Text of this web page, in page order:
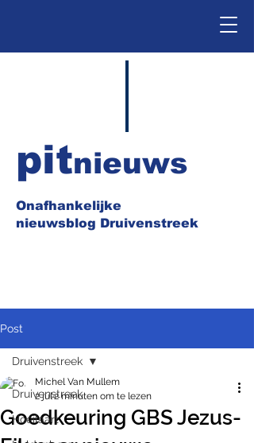
Onafhankelijke
nieuwsblog Druivenstreek
pitnieuws
Post
Druivenstreek
Hoeilaart
Druivenstreek
Goedkeuring GBS Jezus-
Michel Van Mullem
2 jul2 minuten om te lezen